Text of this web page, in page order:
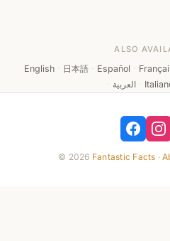
ALSO
English · 日本語 · Español ·
· العربية ·
© 2026 Fantastic Facts ·